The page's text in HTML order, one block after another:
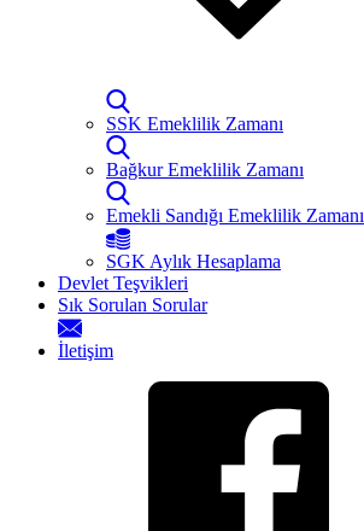
SSK Emeklilik Zamanı
Bağkur Emeklilik Zamanı
Emekli Sandığı Emeklilik Zamanı
SGK Aylık Hesaplama
Devlet Teşvikleri
Sık Sorulan Sorular
İletişim